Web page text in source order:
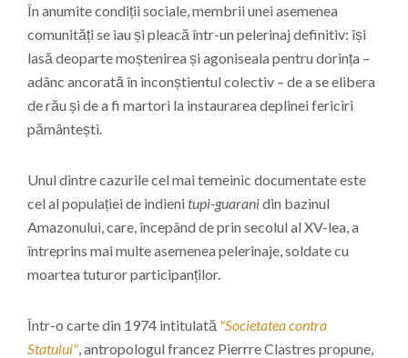
În anumite condiții sociale, membrii unei asemenea
comunități se iau și pleacă într-un pelerinaj definitiv: își
lasă deoparte moștenirea și agoniseala pentru dorința –
adânc ancorată în inconștientul colectiv – de a se elibera
de rău și de a fi martori la instaurarea deplinei fericiri
pământești.
Unul dintre cazurile cel mai temeinic documentate este
cel al populației de indieni tupi-guaranidin bazinul
Amazonului, care, începând de prin secolul al XV-lea, a
întreprins mai multe asemenea pelerinaje, soldate cu
moartea tuturor participanților.
Într-o carte din 1974 intitulată "Societatea contra
Statului", antropologul francez Pierrre Clastres propune,